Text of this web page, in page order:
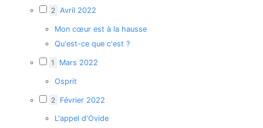
2 Avril 2022
Mon cœur est à la hausse
Qu'est-ce que c'est ?
1 Mars 2022
Osprit
2 Février 2022
L'appel d'Ovide